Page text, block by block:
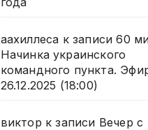
аахиллеса к записи60
Начинка украинского
командного пункта.
26.12.2025 (18:00)
виктор к записи Вечер с